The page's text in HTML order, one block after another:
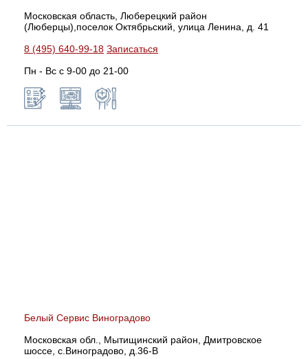
Московская область, Люберецкий район
(Люберцы),поселок Октябрьский, улица Ленина, д. 41
8 (495) 640-99-18 Записаться
Пн - Вс с 9-00 до 21-00
Белый Сервис Виноградово
Московская обл., Мытищинский район, Дмитровское
шоссе, с.Виноградово, д.36-В